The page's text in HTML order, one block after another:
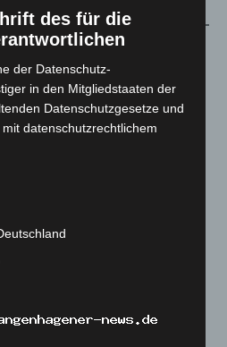
5.037
des für die
der Datenschutz-
in den Mitgliedstaaten der
Datenschutzgesetze und
datenschutzrechtlichem